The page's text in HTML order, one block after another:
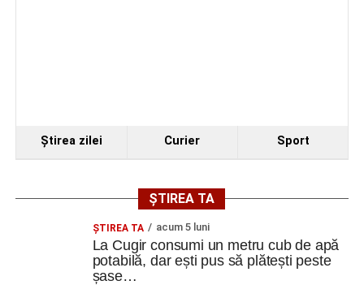
Ştirea zilei Curier Sport
ȘTIREA TA
ȘTIREA TA acum 5 luni
La Cugir consumi un metru cub de apă
potabilă, dar ești pus să plătești peste
șase…